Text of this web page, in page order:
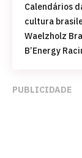
Calendários
cultura
Waelzholz
B’Energy
PUBLICIDADE